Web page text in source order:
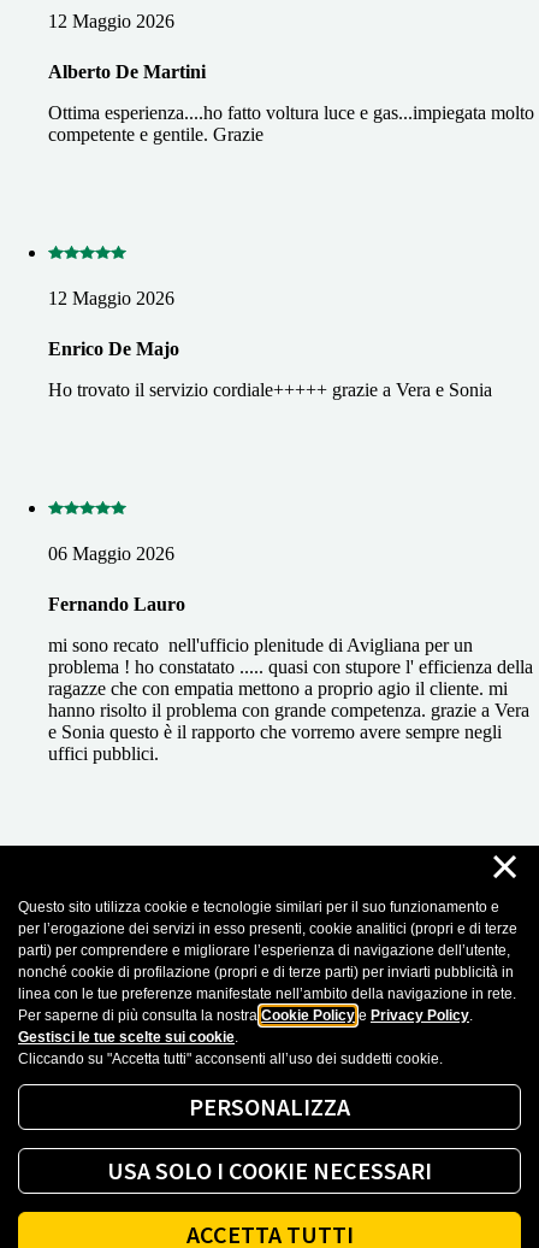
Questo sito utilizza cookie e tecnologie similari per il suo funzionamento e
per l’erogazione dei servizi in esso presenti, cookie analitici (propri e di terze
parti) per comprendere e migliorare l’esperienza di navigazione dell’utente,
nonché cookie di profilazione (propri e di terze parti) per inviarti pubblicità in
linea con le tue preferenze manifestate nell’ambito della navigazione in rete.
Per saperne di più consulta la nostra Cookie Policy e Privacy Policy.
Gestisci le tue scelte sui cookie.
Cliccando su "Accetta tutti" acconsenti all’uso dei suddetti cookie.
×
PERSONALIZZA
USA SOLO I COOKIE NECESSARI
ACCETTA TUTTI
12 Maggio 2026
Alberto De Martini
Ottima esperienza....ho fatto voltura luce e gas...impiegata molto
competente e gentile. Grazie
12 Maggio 2026
Enrico De Majo
Ho trovato il servizio cordiale+++++ grazie a Vera e Sonia
06 Maggio 2026
Fernando Lauro
mi sono recato nell'ufficio plenitude di Avigliana per un
problema ! ho constatato ..... quasi con stupore l' efficienza della
ragazze che con empatia mettono a proprio agio il cliente. mi
hanno risolto il problema con grande competenza. grazie a Vera
e Sonia questo è il rapporto che vorremo avere sempre negli
uffici pubblici.
30 Aprile 2026
Rosaria De Filippo
Gentilissima pazienti e professionali
Recensioni importate da Google Business Profile. Puoi leggere tutte le recensioni
cliccando sul seguenteLink